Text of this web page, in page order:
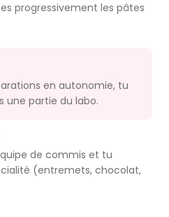
progressivement les pâtes
en autonomie, tu
une partie du labo.
de commis et tu
(entremets, chocolat,